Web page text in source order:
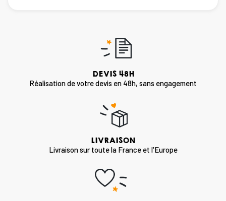
DEVIS 48H
Réalisation de votre devis en 48h, sans engagement
LIVRAISON
Livraison sur toute la France et l'Europe